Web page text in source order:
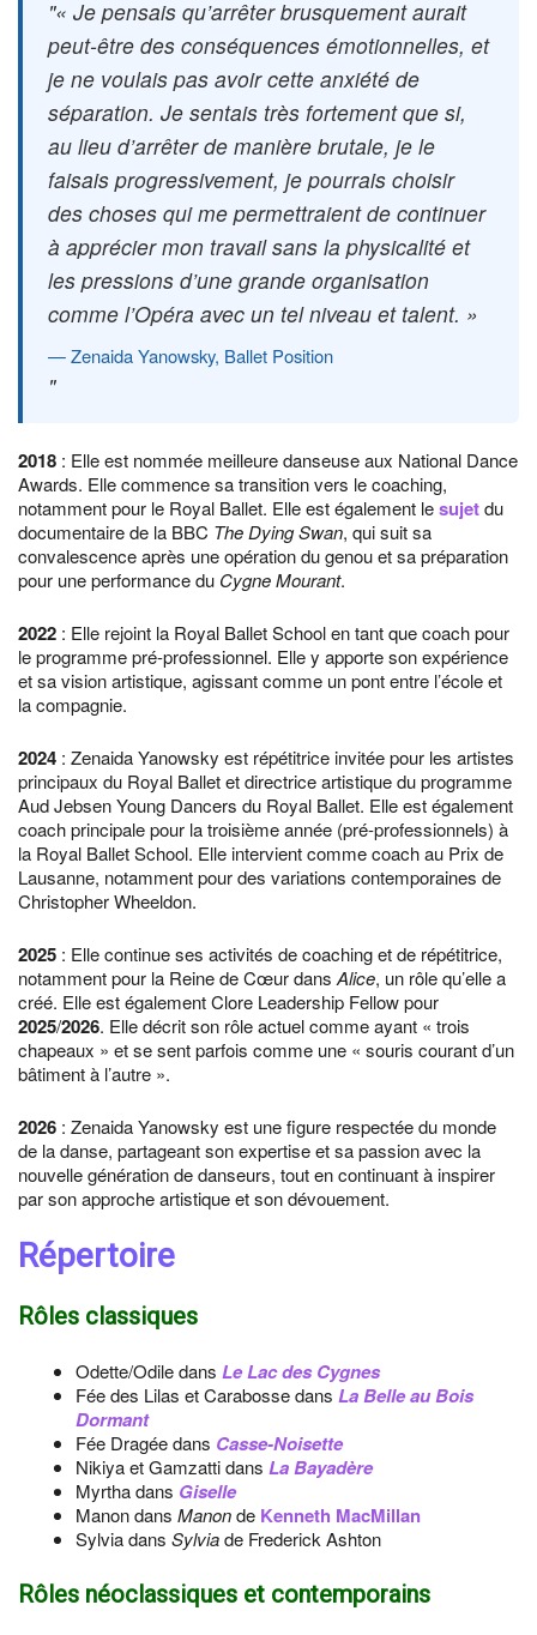
« Je pensais qu’arrêter brusquement aurait
peut-être des conséquences émotionnelles, et
je ne voulais pas avoir cette anxiété de
séparation. Je sentais très fortement que si,
au lieu d’arrêter de manière brutale, je le
faisais progressivement, je pourrais choisir
des choses qui me permettraient de continuer
à apprécier mon travail sans la physicalité et
les pressions d’une grande organisation
comme l’Opéra avec un tel niveau et talent. »
Zenaida Yanowsky, Ballet Position
2018 : Elle est nommée meilleure danseuse aux National Dance
Awards. Elle commence sa transition vers le coaching,
notamment pour le Royal Ballet. Elle est également lesujetdu
documentaire de la BBC The Dying Swan, qui suit sa
convalescence après une opération du genou et sa préparation
pour une performance du Cygne Mourant.
2022 : Elle rejoint la Royal Ballet School en tant que coach pour
le programme pré-professionnel. Elle y apporte son expérience
et sa vision artistique, agissant comme un pont entre l’école et
la compagnie.
2024 : Zenaida Yanowsky est répétitrice invitée pour les artistes
principaux du Royal Ballet et directrice artistique du programme
Aud Jebsen Young Dancers du Royal Ballet. Elle est également
coach principale pour la troisième année (pré-professionnels) à
la Royal Ballet School. Elle intervient comme coach au Prix de
Lausanne, notamment pour des variations contemporaines de
Christopher Wheeldon.
2025 : Elle continue ses activités de coaching et de répétitrice,
notamment pour la Reine de Cœur dansAlice, un rôle qu’elle a
créé. Elle est également Clore Leadership Fellow pour
2025/2026. Elle décrit son rôle actuel comme ayant « trois
chapeaux » et se sent parfois comme une « souris courant d’un
bâtiment à l’autre ».
2026 : Zenaida Yanowsky est une figure respectée du monde
de la danse, partageant son expertise et sa passion avec la
nouvelle génération de danseurs, tout en continuant à inspirer
par son approche artistique et son dévouement.
Répertoire
Rôles classiques
Odette/Odile dans Le Lac des Cygnes
Fée des Lilas et Carabosse dans La Belle au Bois
Dormant
Fée Dragée dans Casse-Noisette
Nikiya et Gamzatti dans La Bayadère
Myrtha dans Giselle
Manon dans Manonde Kenneth MacMillan
Sylvia dans Sylviade Frederick Ashton
Rôles néoclassiques et contemporains